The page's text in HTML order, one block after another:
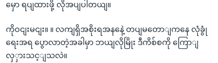
မှော ရပျထားဖို့ လိုအပျပါတယျ။
ကိုဝငျးမငျး။ ။ လကျရှိအစိုးရအနနေဲ့ တပျမတောျကနေ လုံခွုံ
ရေးအရ ပွောလာတဲ့အခါမှာ ဘယျလိုမြိုး ဒီကိစ်စကို ကြောျ
လှှားသင့ျသလဲ။